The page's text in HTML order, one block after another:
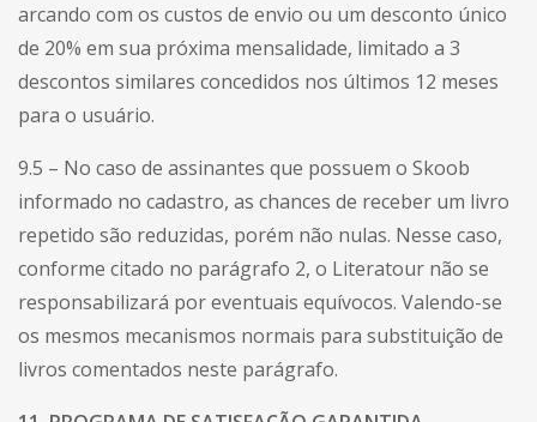
arcando com os custos de envio ou um desconto único
de 20% em sua próxima mensalidade, limitado a 3
descontos similares concedidos nos últimos 12 meses
para o usuário.
9.5 – No caso de assinantes que possuem o Skoob
informado no cadastro, as chances de receber um livro
repetido são reduzidas, porém não nulas. Nesse caso,
conforme citado no parágrafo 2, o Literatour não se
responsabilizará por eventuais equívocos. Valendo-se
os mesmos mecanismos normais para substituição de
livros comentados neste parágrafo.